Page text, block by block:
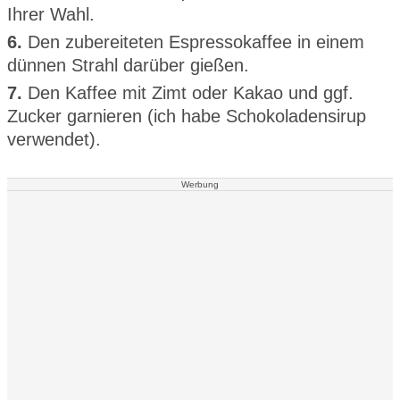
Ihrer Wahl.
6. Den zubereiteten Espressokaffee in einem
dünnen Strahl darüber gießen.
7. Den Kaffee mit Zimt oder Kakao und ggf.
Zucker garnieren (ich habe Schokoladensirup
verwendet).
Werbung